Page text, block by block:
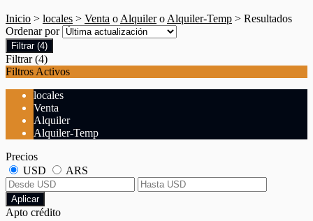
Inicio > locales > Venta oAlquileroAlquiler-Temp > Resultados
Ordenar por
Filtrar (4)
Filtrar (4)
Filtros Activos
locales
Venta
Alquiler
Alquiler-Temp
Precios
USD
ARS
Aplicar
Apto crédito